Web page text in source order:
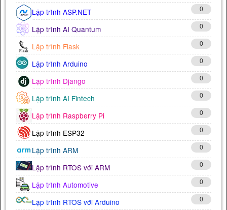
Lập trình ASP.NET 0
Lập trình AI Quantum 0
Lập trình Flask 0
Lập trình Arduino 0
Lập trình Django 0
Lập trình AI Fintech 0
Lập trình Raspberry Pi 0
Lập trình ESP32 0
Lập trình ARM 0
Lập trình RTOS với ARM 0
Lập trình Automotive 0
Lập trình RTOS với Arduino 0